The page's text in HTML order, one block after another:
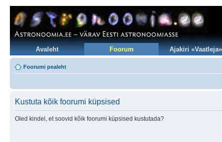
Avaleht Foorum Ajakiri «Vaatleja»
Foorumi pealeht
Kustuta kõik foorumi küpsised
Oled kindel, et soovid kõik foorumi küpsised kustutada?